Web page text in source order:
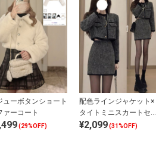
ューボタンショート
ァーコート
(29%OFF)
配色ラインジャケット×
タイトミニスカートセッ
トアップ
¥2,099(31%OFF)